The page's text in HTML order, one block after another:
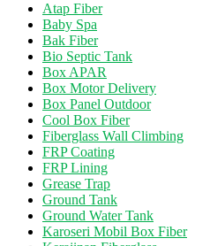
Atap Fiber
Baby Spa
Bak Fiber
Bio Septic Tank
Box APAR
Box Motor Delivery
Box Panel Outdoor
Cool Box Fiber
Fiberglass Wall Climbing
FRP Coating
FRP Lining
Grease Trap
Ground Tank
Ground Water Tank
Karoseri Mobil Box Fiber